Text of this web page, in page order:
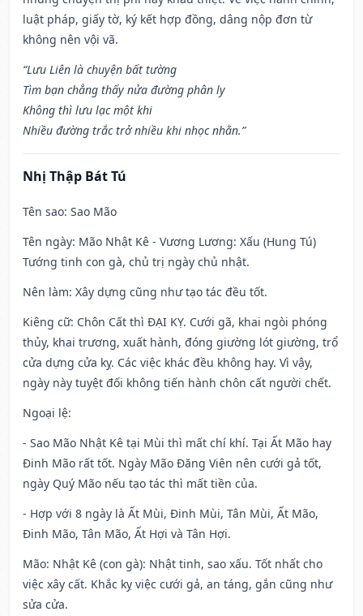
luật pháp, giấy tờ, ký kết hợp đồng, dâng nộp đơn từ
không nên vội vã.
“Lưu Liên là chuyện bất tường
Tìm bạn chẳng thấy nửa đường phân ly
Không thì lưu lạc một khi
Nhiều đường trắc trở nhiều khi nhọc nhằn.”
Nhị Thập Bát Tú
Tên sao: Sao Mão
Tên ngày: Mão Nhật Kê - Vương Lương: Xấu (Hung Tú)
Tướng tinh con gà, chủ trị ngày chủ nhật.
Nên làm: Xây dựng cũng như tạo tác đều tốt.
Kiêng cữ: Chôn Cất thì ĐẠI KỴ. Cưới gã, khai ngòi phóng
thủy, khai trương, xuất hành, đóng giường lót giường, trổ
cửa dựng cửa kỵ. Các việc khác đều không hay. Vì vậy,
ngày này tuyệt đối không tiến hành chôn cất người chết.
Ngoại lệ:
- Sao Mão Nhật Kê tại Mùi thì mất chí khí. Tại Ất Mão hay
Đinh Mão rất tốt. Ngày Mão Đăng Viên nên cưới gả tốt,
ngày Quý Mão nếu tạo tác thì mất tiền của.
- Hợp với 8 ngày là Ất Mùi, Đinh Mùi, Tân Mùi, Ất Mão,
Đinh Mão, Tân Mão, Ất Hợi và Tân Hợi.
Mão: Nhật Kê (con gà): Nhật tinh, sao xấu. Tốt nhất cho
việc xây cất. Khắc kỵ việc cưới gả, an táng, gắn cũng như
sửa cửa.